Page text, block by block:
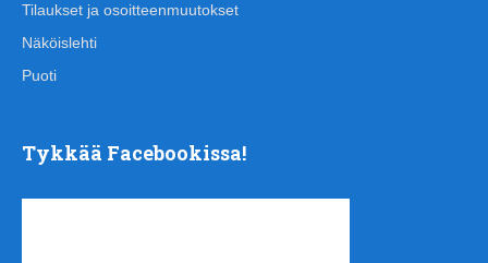
Tilaukset ja osoitteenmuutokset
Näköislehti
Puoti
Tykkää Facebookissa!